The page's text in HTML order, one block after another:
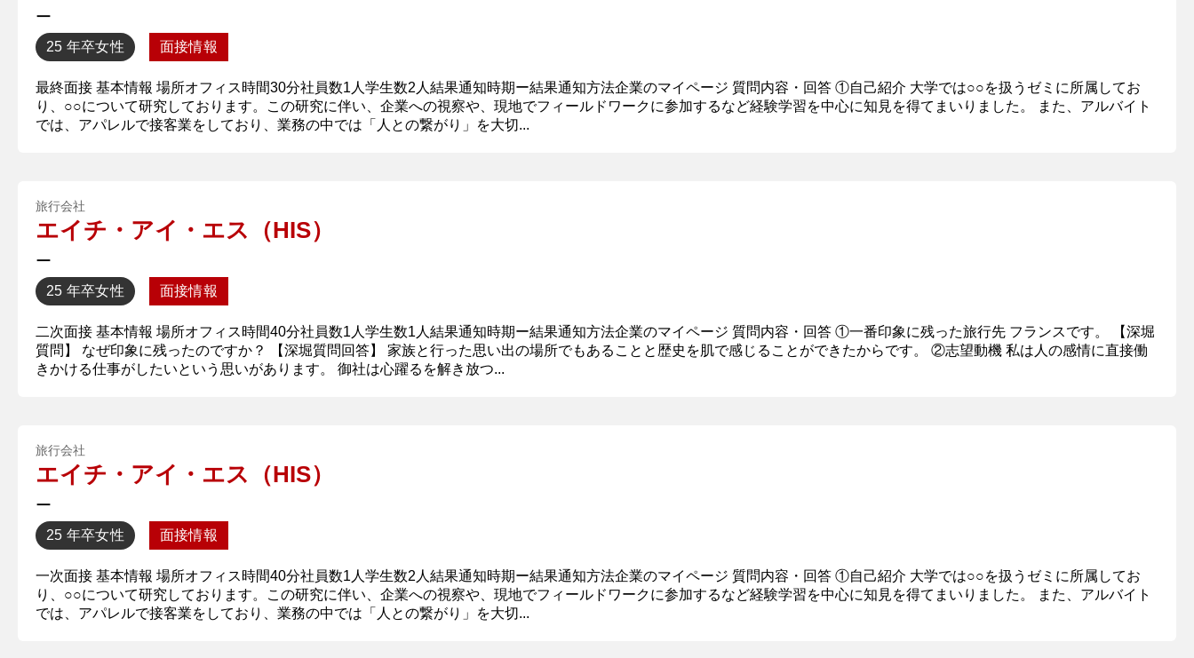
ー
25 年卒女性 面接情報
最終面接 基本情報 場所オフィス時間30分社員数1人学生数2人結果通知時期ー結果通知方法企業のマイページ 質問内容・回答 ①自己紹介 大学では○○を扱うゼミに所属してお
り、○○について研究しております。​​この研究に伴い、企業への視察や、現地でフィールドワークに参加するなど経験学習を中心に知見を得てまいりました。 また、アルバイト
では、アパレルで接客業をしており、業務の中では「人との繋がり」を大切...
旅行会社
エイチ・アイ・エス（HIS）
ー
25 年卒女性 面接情報
二次面接 基本情報 場所オフィス時間40分社員数1人学生数1人結果通知時期ー結果通知方法企業のマイページ 質問内容・回答 ①一番印象に残った旅行先 フランスです。 【深堀
質問】 なぜ印象に残ったのですか？ 【深堀質問回答】 家族と行った思い出の場所でもあることと歴史を肌で感じることができたからです。 ②志望動機 私は人の感情に直接働
きかける仕事がしたいという思いがあります。 御社は心躍るを解き放つ...
旅行会社
エイチ・アイ・エス（HIS）
ー
25 年卒女性 面接情報
一次面接 基本情報 場所オフィス時間40分社員数1人学生数2人結果通知時期ー結果通知方法企業のマイページ 質問内容・回答 ①自己紹介 大学では○○を扱うゼミに所属してお
り、○○について研究しております。​​この研究に伴い、企業への視察や、現地でフィールドワークに参加するなど経験学習を中心に知見を得てまいりました。 また、アルバイト
では、アパレルで接客業をしており、業務の中では「人との繋がり」を大切...